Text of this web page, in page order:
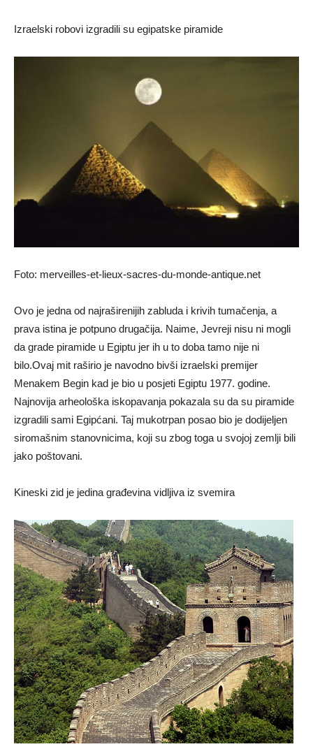
Izraelski robovi izgradili su egipatske piramide
Foto: merveilles-et-lieux-sacres-du-monde-antique.net
Ovo je jedna od najraširenijih zabluda i krivih tumačenja, a
prava istina je potpuno drugačija. Naime, Jevreji nisu ni mogli
da grade piramide u Egiptu jer ih u to doba tamo nije ni
bilo.Ovaj mit raširio je navodno bivši izraelski premijer
Menakem Begin kad je bio u posjeti Egiptu 1977. godine.
Najnovija arheološka iskopavanja pokazala su da su piramide
izgradili sami Egipćani. Taj mukotrpan posao bio je dodijeljen
siromašnim stanovnicima, koji su zbog toga u svojoj zemlji bili
jako poštovani.
Kineski zid je jedina građevina vidljiva iz svemira